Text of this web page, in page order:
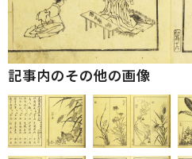
記事内のその他の画像